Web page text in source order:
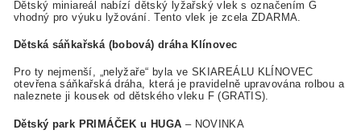
Dětský miniareál nabízí dětský lyžařský vlek s označením G
vhodný pro výuku lyžování. Tento vlek je zcela ZDARMA.
Dětská sáňkařská (bobová) dráha Klínovec
Pro ty nejmenší, „nelyžaře“ byla ve SKIAREÁLU KLÍNOVEC
otevřena sáňkařská dráha, která je pravidelně upravována rolbou a
naleznete ji kousek od dětského vleku F (GRATIS).
Dětský park PRIMÁČEK u HUGA – NOVINKA